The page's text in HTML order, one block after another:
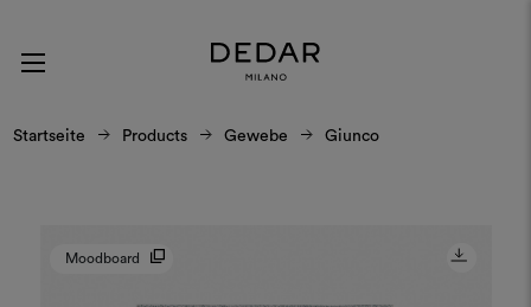
Startseite Products Gewebe Giunco
Moodboard